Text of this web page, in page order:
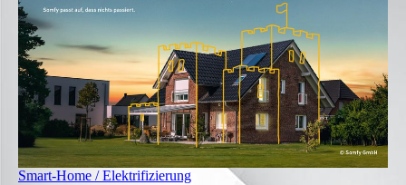
Smart-Home / Elektrifizierung